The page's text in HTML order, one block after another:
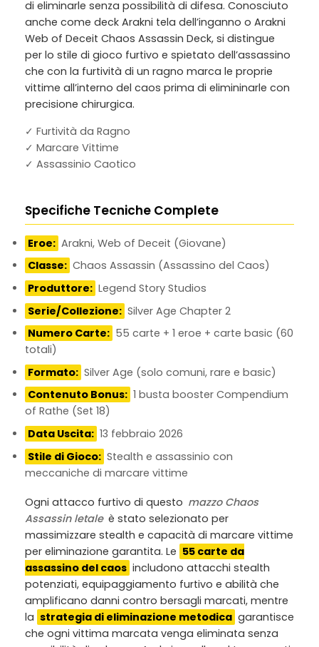
di eliminarle senza possibilità di difesa. Conosciuto
anche come deck Arakni tela dell’inganno o Arakni
Web of Deceit Chaos Assassin Deck, si distingue
per lo stile di gioco furtivo e spietato dell’assassino
che con la furtività di un ragno marca le proprie
vittime all’interno del caos prima di elimininarle con
precisione chirurgica.
✓ Furtività da Ragno
✓ Marcare Vittime
✓ Assassinio Caotico
Specifiche Tecniche Complete
Eroe: Arakni, Web of Deceit (Giovane)
Classe: Chaos Assassin (Assassino del Caos)
Produttore: Legend Story Studios
Serie/Collezione: Silver Age Chapter 2
Numero Carte: 55 carte + 1 eroe + carte basic (60
totali)
Formato: Silver Age (solo comuni, rare e basic)
Contenuto Bonus: 1 busta booster Compendium
of Rathe (Set 18)
Data Uscita: 13 febbraio 2026
Stile di Gioco: Stealth e assassinio con
meccaniche di marcare vittime
Ogni attacco furtivo di questo mazzo Chaos
Assassin letale è stato selezionato per
massimizzare stealth e capacità di marcare vittime
per eliminazione garantita. Le 55 carte da
assassino del caos includono attacchi stealth
potenziati, equipaggiamento furtivo e abilità che
amplificano danni contro bersagli marcati, mentre
la strategia di eliminazione metodica garantisce
che ogni vittima marcata venga eliminata senza